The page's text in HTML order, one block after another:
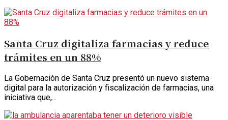
Santa Cruz digitaliza farmacias y reduce
trámites en un 88%
La Gobernación de Santa Cruz presentó un nuevo sistema
digital para la autorización y fiscalización de farmacias, una
iniciativa que,...